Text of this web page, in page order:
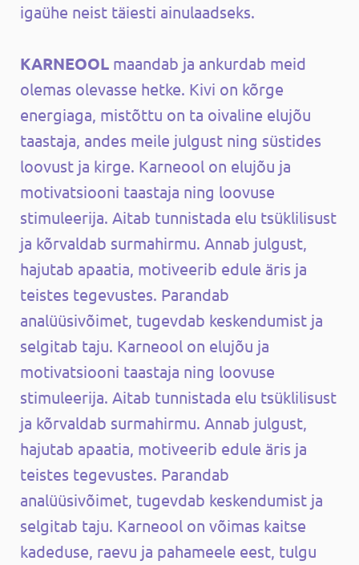
igaühe neist täiesti ainulaadseks.
KARNEOOL maandab ja ankurdab meid
olemas olevasse hetke. Kivi on kõrge
energiaga, mistõttu on ta oivaline elujõu
taastaja, andes meile julgust ning süstides
loovust ja kirge. Karneool on elujõu ja
motivatsiooni taastaja ning loovuse
stimuleerija. Aitab tunnistada elu tsüklilisust
ja kõrvaldab surmahirmu. Annab julgust,
hajutab apaatia, motiveerib edule äris ja
teistes tegevustes. Parandab
analüüsivõimet, tugevdab keskendumist ja
selgitab taju. Karneool on elujõu ja
motivatsiooni taastaja ning loovuse
stimuleerija. Aitab tunnistada elu tsüklilisust
ja kõrvaldab surmahirmu. Annab julgust,
hajutab apaatia, motiveerib edule äris ja
teistes tegevustes. Parandab
analüüsivõimet, tugevdab keskendumist ja
selgitab taju. Karneool on võimas kaitse
kadeduse, raevu ja pahameele eest, tulgu